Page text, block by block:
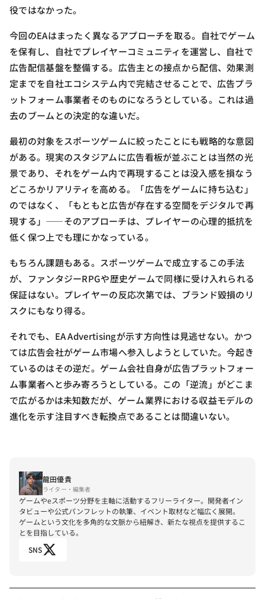
役ではなかった。
今回のEAはまったく異なるアプローチを取る。自社でゲーム
を保有し、自社でプレイヤーコミュニティを運営し、自社で
広告配信基盤を整備する。広告主との接点から配信、効果測
定までを自社エコシステム内で完結させることで、広告プラ
ットフォーム事業者そのものになろうとしている。これは過
去のブームとの決定的な違いだ。
最初の対象をスポーツゲームに絞ったことにも戦略的な意図
がある。現実のスタジアムに広告看板が並ぶことは当然の光
景であり、それをゲーム内で再現することは没入感を損なう
どころかリアリティを高める。「広告をゲームに持ち込む」
のではなく、「もともと広告が存在する空間をデジタルで再
現する」——そのアプローチは、プレイヤーの心理的抵抗を
低く保つ上でも理にかなっている。
もちろん課題もある。スポーツゲームで成立するこの手法
が、ファンタジーRPGや歴史ゲームで同様に受け入れられる
保証はない。プレイヤーの反応次第では、ブランド毀損のリ
スクにもなり得る。
それでも、EA Advertisingが示す方向性は見逃せない。かつ
ては広告会社がゲーム市場へ参入しようとしていた。今起き
ているのはその逆だ。ゲーム会社自身が広告プラットフォー
ム事業者へと歩み寄ろうとしている。この「逆流」がどこま
で広がるかは未知数だが、ゲーム業界における収益モデルの
進化を示す注目すべき転換点であることは間違いない。
龍田優貴
ライター・編集者
ゲームやeスポーツ分野を主軸に活動するフリーライター。開発者イン
タビューや公式パンフレットの執筆、イベント取材など幅広く展開。
ゲームという文化を多角的な文脈から紐解き、新たな視点を提供するこ
とを目指している。
SNS